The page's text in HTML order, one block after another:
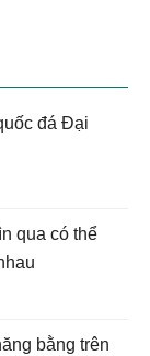
đá Đại
qua có thể
bằng trên